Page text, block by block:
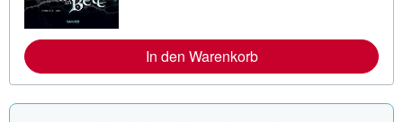
n
f
o
In den Warenkorb